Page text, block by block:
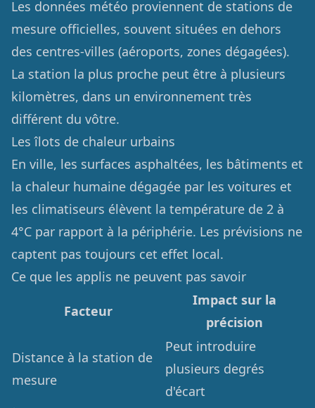
Les données météo proviennent de stations de
mesure officielles, souvent situées en dehors
des centres-villes (aéroports, zones dégagées).
La station la plus proche peut être à plusieurs
kilomètres, dans un environnement très
différent du vôtre.
Les îlots de chaleur urbains
En ville, les surfaces asphaltées, les bâtiments et
la chaleur humaine dégagée par les voitures et
les climatiseurs élèvent la température de 2 à
4°C par rapport à la périphérie. Les prévisions ne
captent pas toujours cet effet local.
Ce que les applis ne peuvent pas savoir
Facteur
Impact sur la
précision
Distance à la station de
mesure
Peut introduire
plusieurs degrés
d'écart